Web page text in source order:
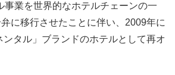
事業を世界的なホテルチェーンの一
に移行させたことに伴い、2009年に
ンタル」ブランドのホテルとして再オ